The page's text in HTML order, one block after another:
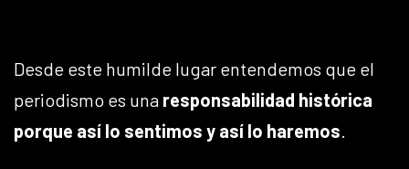
Desde este humilde lugar entendemos que el
periodismo es una responsabilidad histórica
porque así lo sentimos y así lo haremos.